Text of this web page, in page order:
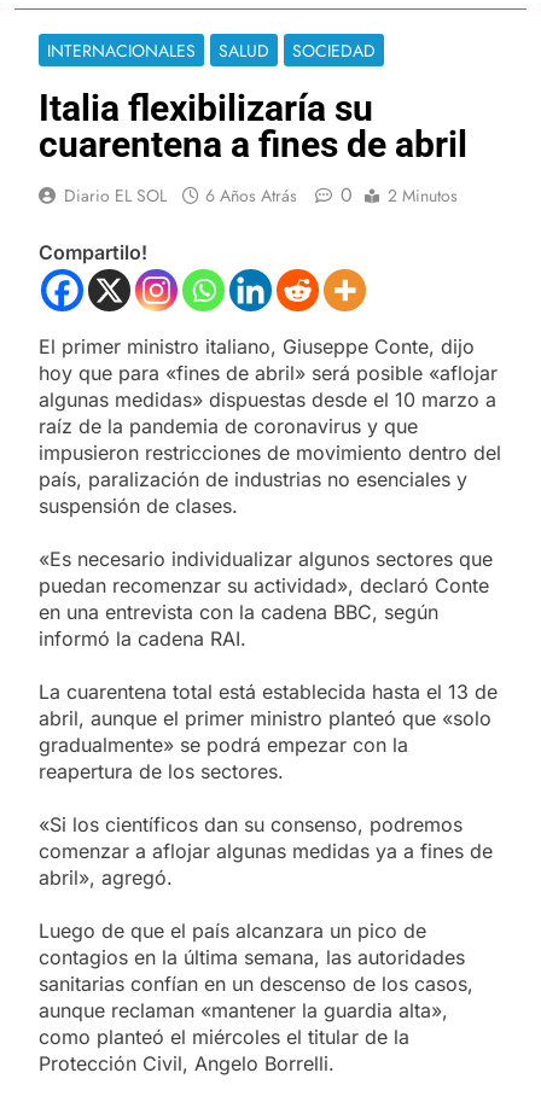
INTERNACIONALES SALUD SOCIEDAD
Italia flexibilizaría su
cuarentena a fines de abril
Diario EL SOL 6 Años Atrás 0 2 Minutos
Compartilo!
El primer ministro italiano, Giuseppe Conte, dijo
hoy que para «fines de abril» será posible «aflojar
algunas medidas» dispuestas desde el 10 marzo a
raíz de la pandemia de coronavirus y que
impusieron restricciones de movimiento dentro del
país, paralización de industrias no esenciales y
suspensión de clases.
«Es necesario individualizar algunos sectores que
puedan recomenzar su actividad», declaró Conte
en una entrevista con la cadena BBC, según
informó la cadena RAI.
La cuarentena total está establecida hasta el 13 de
abril, aunque el primer ministro planteó que «solo
gradualmente» se podrá empezar con la
reapertura de los sectores.
«Si los científicos dan su consenso, podremos
comenzar a aflojar algunas medidas ya a fines de
abril», agregó.
Luego de que el país alcanzara un pico de
contagios en la última semana, las autoridades
sanitarias confían en un descenso de los casos,
aunque reclaman «mantener la guardia alta»,
como planteó el miércoles el titular de la
Protección Civil, Angelo Borrelli.